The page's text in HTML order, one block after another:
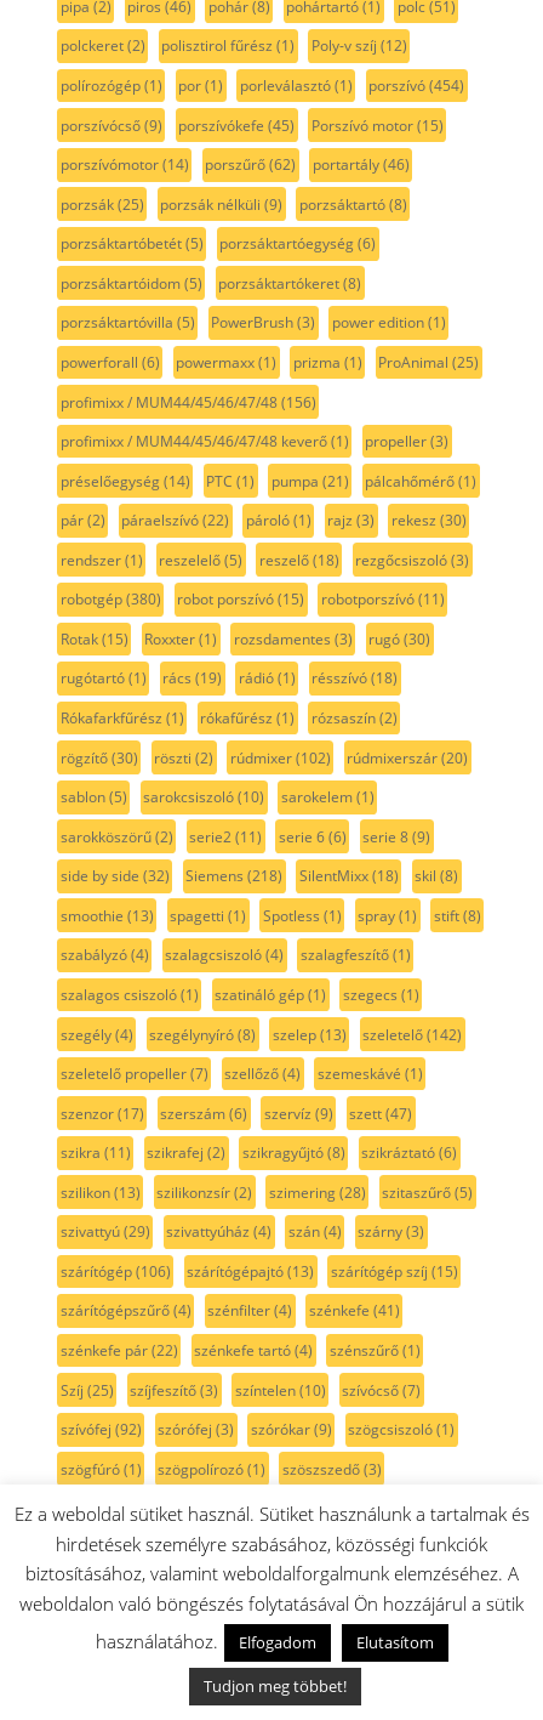
pipa (2) piros (46) pohár(8) pohártartó(1) polc(51)
polckeret(2) polisztirol fűrész (1) Poly-v szíj (12)
polírozógép(1) por(1) porleválasztó(1) porszívó(454)
porszívócső(9) porszívókefe (45) Porszívó motor(15)
porszívómotor(14) porszűrő(62) portartály(46)
porzsák(25) porzsák nélküli (9) porzsáktartó(8)
porzsáktartóbetét(5) porzsáktartóegység(6)
porzsáktartóidom(5) porzsáktartókeret(8)
porzsáktartóvilla (5) PowerBrush(3) power edition(1)
powerforall (6) powermaxx(1) prizma (1) ProAnimal (25)
profimixx / MUM44/45/46/47/48(156)
profimixx / MUM44/45/46/47/48 keverő(1) propeller(3)
préselőegység(14) PTC (1) pumpa (21) pálcahőmérő(1)
pár(2) páraelszívó(22) pároló(1) rajz (3) rekesz (30)
rendszer(1) reszelelő(5) reszelő(18) rezgőcsiszoló(3)
robotgép(380) robot porszívó(15) robotporszívó(11)
Rotak(15) Roxxter(1) rozsdamentes (3) rugó(30)
rugótartó(1) rács (19) rádió(1) résszívó(18)
Rókafarkfűrész (1) rókafűrész (1) rózsaszín(2)
rögzítő(30) röszti (2) rúdmixer(102) rúdmixerszár(20)
sablon(5) sarokcsiszoló(10) sarokelem(1)
sarokköszörű(2) serie2(11) serie 6(6) serie 8(9)
side by side (32) Siemens (218) SilentMixx(18) skil (8)
smoothie (13) spagetti (1) Spotless (1) spray(1) stift(8)
szabályzó(4) szalagcsiszoló(4) szalagfeszítő(1)
szalagos csiszoló(1) szatináló gép(1) szegecs (1)
szegély(4) szegélynyíró(8) szelep(13) szeletelő(142)
szeletelő propeller(7) szellőző(4) szemeskávé (1)
szenzor(17) szerszám(6) szervíz (9) szett(47)
szikra (11) szikrafej (2) szikragyűjtó(8) szikráztató(6)
szilikon(13) szilikonzsír(2) szimering(28) szitaszűrő(5)
szivattyú(29) szivattyúház (4) szán(4) szárny(3)
szárítógép(106) szárítógépajtó(13) szárítógép szíj (15)
szárítógépszűrő(4) szénfilter(4) szénkefe (41)
szénkefe pár(22) szénkefe tartó(4) szénszűrő(1)
Szíj (25) szíjfeszítő(3) színtelen(10) szívócső(7)
szívófej (92) szórófej (3) szórókar(9) szögcsiszoló(1)
szögfúró(1) szögpolírozó(1) szöszszedő(3)
szöszszűrő(5) szürke(36) szűkítő(2) szűrő(175)
szűrőtartó(6) sárga(3) sín(5) sótartály(7) sötétkék(3)
sövénynyíró(1) sütemény kinyomó(3)
(31) sütő(315) sütőajtó(35)
sütőajtó külső üveg(17) sütőbelső(45)
(22) sütőfunkciókapcsoló
Ez a weboldal sütiket használ. Sütiket használunk a tartalmak és
hirdetések személyre szabásához, közösségi funkciók
biztosításához, valamint weboldalforgalmunk elemzéséhez. A
weboldalon való böngészés folytatásával Ön hozzájárul a sütik
használatához.
Elfogadom
Elutasítom
Tudjon meg többet!